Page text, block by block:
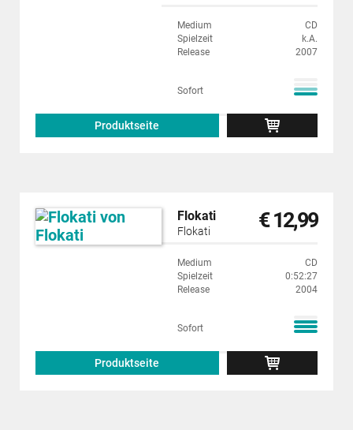
Medium
CD
Spielzeit
k.A.
Release
2007
Sofort
Produktseite
Flokati
Flokati € 12,99
Medium
CD
Spielzeit
0:52:27
Release
2004
Sofort
Produktseite